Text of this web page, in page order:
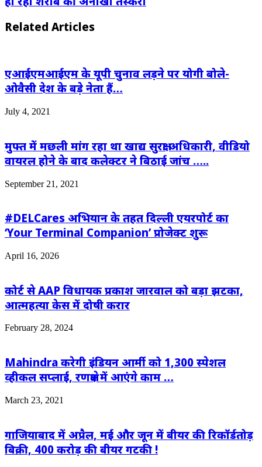
Related Articles
एआईएमआईएम के यूपी चुनाव लड़ने पर योगी बोले-
ओवैसी देश के बड़े नेता हैं…
July 4, 2021
मुफ्त में मछली मांग रहा था खाद्य सुरक्षा अधिकारी, वीडियो
वायरल होने के बाद कलेक्टर ने बिठाई जांच …..
September 21, 2021
#DELCares अभियान के तहत दिल्ली एयरपोर्ट का
‘Your Terminal Companion’ प्रोजेक्ट शुरू
April 16, 2026
कोर्ट से AAP विधायक प्रकाश जारवाल को बड़ा झटका,
आत्महत्या केस में दोषी करार
February 28, 2024
Mahindra करेगी इंडियन आर्मी को 1,300 स्पेशल
व्हीकल सप्लाई, रणक्षेत्र में आएंगे काम …
March 23, 2021
गाजियाबाद में अप्रैल, मई और जून में बीयर की रिकॉर्डतोड़
बिक्री, 400 करोड़ की बीयर गटकी !